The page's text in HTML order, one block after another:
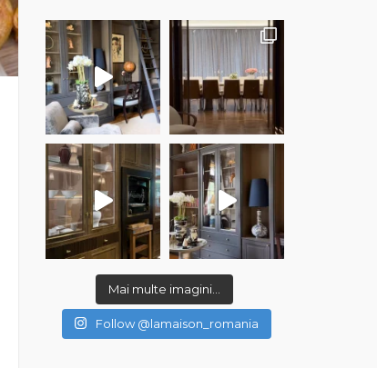
Mai multe imagini...
Follow @lamaison_romania